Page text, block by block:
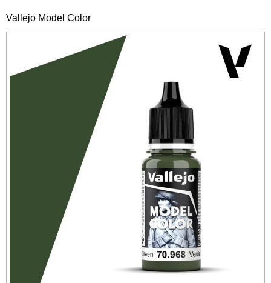
Vallejo Model Color